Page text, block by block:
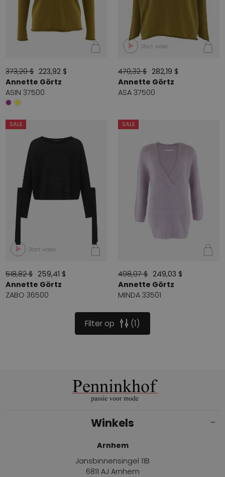
373,20 $ 223,92 $
Annette Görtz
ASIN 37500
Start video
470,32 $ 282,19 $
Annette Görtz
ASA 37500
SALE
Start video
518,82 $ 259,41 $
Annette Görtz
ZABO 36500
SALE
498,07 $ 249,03 $
Annette Görtz
MINDA 33501
Filter op 1
Winkels
Arnhem
Jansbinnensingel 11B
6811 AJ Arnhem